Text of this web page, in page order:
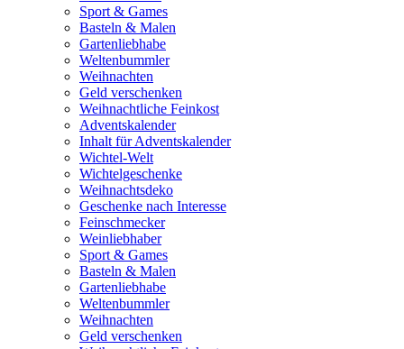
Sport & Games
Basteln & Malen
Gartenliebhabe
Weltenbummler
Weihnachten
Geld verschenken
Weihnachtliche Feinkost
Adventskalender
Inhalt für Adventskalender
Wichtel-Welt
Wichtelgeschenke
Weihnachtsdeko
Geschenke nach Interesse
Feinschmecker
Weinliebhaber
Sport & Games
Basteln & Malen
Gartenliebhabe
Weltenbummler
Weihnachten
Geld verschenken